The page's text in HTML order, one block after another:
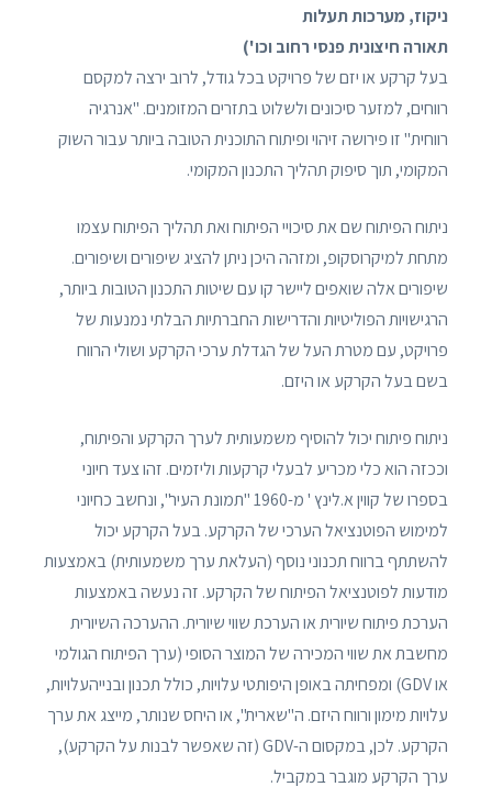
ניקוז, מערכות תעלות
תאורה חיצונית פנסי רחוב וכו')
בעל קרקע או יזם של פרויקט בכל גודל, לרוב ירצה למקסם
רווחים, למזער סיכונים ולשלוט בתזרים המזומנים. "אנרגיה
רווחית" זו פירושה זיהוי ופיתוח התוכנית הטובה ביותר עבור השוק
המקומי, תוך סיפוק תהליך התכנון המקומי.
ניתוח הפיתוח שם את סיכויי הפיתוח ואת תהליך הפיתוח עצמו
מתחת למיקרוסקופ, ומזהה היכן ניתן להציג שיפורים ושיפורים.
שיפורים אלה שואפים ליישר קו עם שיטות התכנון הטובות ביותר,
הרגישויות הפוליטיות והדרישות החברתיות הבלתי נמנעות של
פרויקט, עם מטרת העל של הגדלת ערכי הקרקע ושולי הרווח
בשם בעל הקרקע או היזם.
ניתוח פיתוח יכול להוסיף משמעותית לערך הקרקע והפיתוח,
וככזה הוא כלי מכריע לבעלי קרקעות וליזמים. זהו צעד חיוני
בספרו של קווין א.לינץ ' מ-1960 "תמונת העיר", ונחשב כחיוני
למימוש הפוטנציאל הערכי של הקרקע. בעל הקרקע יכול
להשתתף ברווח תכנוני נוסף (העלאת ערך משמעותית) באמצעות
מודעות לפוטנציאל הפיתוח של הקרקע. זה נעשה באמצעות
הערכת פיתוח שיורית או הערכת שווי שיורית. ההערכה השיורית
מחשבת את שווי המכירה של המוצר הסופי (ערך הפיתוח הגולמי
או GDV) ומפחיתה באופן היפותטי עלויות, כולל תכנון ובנייהעלויות,
עלויות מימון ורווח היזם. ה"שארית", או היחס שנותר, מייצג את ערך
הקרקע. לכן, במקסום ה-GDV (זה שאפשר לבנות על הקרקע),
ערך הקרקע מוגבר במקביל.